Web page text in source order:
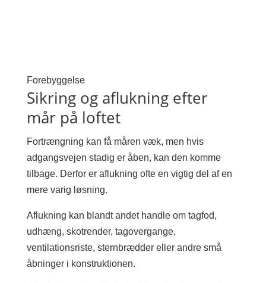
Forebyggelse
Sikring og aflukning efter
mår på loftet
Fortrængning kan få måren væk, men hvis
adgangsvejen stadig er åben, kan den komme
tilbage. Derfor er aflukning ofte en vigtig del af en
mere varig løsning.
Aflukning kan blandt andet handle om tagfod,
udhæng, skotrender, tagovergange,
ventilationsriste, sternbrædder eller andre små
åbninger i konstruktionen.